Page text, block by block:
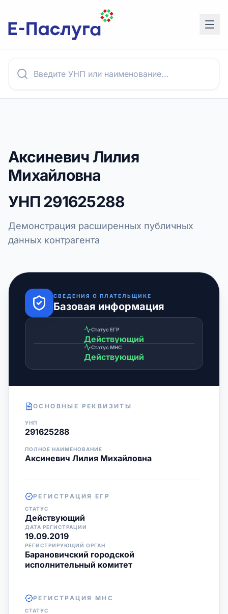
Аксиневич Лилия
Михайловна
УНП291625288
Демонстрация расширенных публичных
данных контрагента
СВЕДЕНИЯ О ПЛАТЕЛЬЩИКЕ
Базовая информация
Статус ЕГР
Действующий
Статус МНС
Действующий
ОСНОВНЫЕ РЕКВИЗИТЫ
УНП
291625288
ПОЛНОЕ НАИМЕНОВАНИЕ
Аксиневич Лилия Михайловна
РЕГИСТРАЦИЯ ЕГР
СТАТУС
Действующий
ДАТА РЕГИСТРАЦИИ
19.09.2019
РЕГИСТРИРУЮЩИЙ ОРГАН
Барановичский городской
исполнительный комитет
РЕГИСТРАЦИЯ МНС
СТАТУС